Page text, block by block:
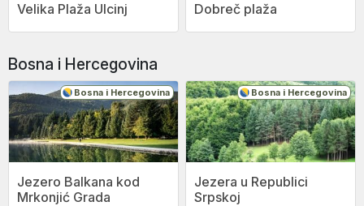
Velika Plaža Ulcinj Dobreč plaža
Bosna i Hercegovina
Bosna i Hercegovina
Jezero Balkana kod
Mrkonjić Grada
Bosna i Hercegovina
Jezera u Republici
Srpskoj